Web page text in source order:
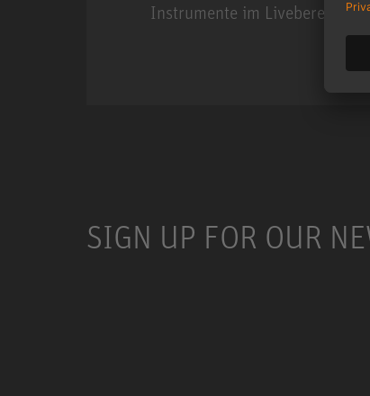
Instrumente im Livebereich.
Miniature Clip Mic
SIGN UP FOR OUR